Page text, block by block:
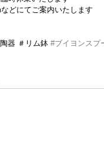
どにてご案内いたします
陶器 ＃リム鉢 #ブイヨンスプ